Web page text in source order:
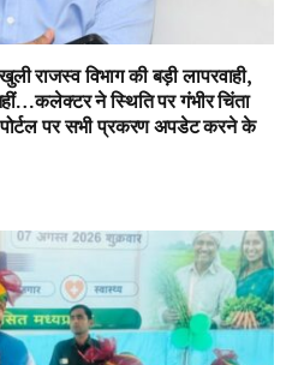
राजस्व विभाग की बड़ी लापरवाही,
ने स्थिति पर गंभीर चिंता
पर सभी प्रकरण अपडेट करने के